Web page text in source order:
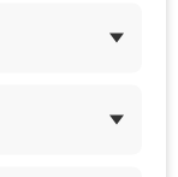
či štrku
dostatok
polo-
svetlom.